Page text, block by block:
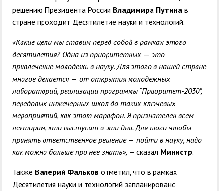
решению Президента России Владимира Путина в
стране проходит Десятилетие науки и технологий.
«Какие цели мы ставим перед собой в рамках этого
десятилетия? Одна из приоритетных — это
привлечение молодежи в науку. Для этого в нашей стране
многое делается — от открытия молодежных
лабораторий, реализации программы “Приоритет-2030”,
передовых инженерных школ до таких ключевых
мероприятий, как этот марафон. Я признателен всем
лекторам, кто выступит в эти дни. Для того чтобы
принять ответственное решение — пойти в науку, надо
как можно больше про нее знать», — сказал Министр.
Также Валерий Фальков отметил, что в рамках
Десятилетия науки и технологий запланировано